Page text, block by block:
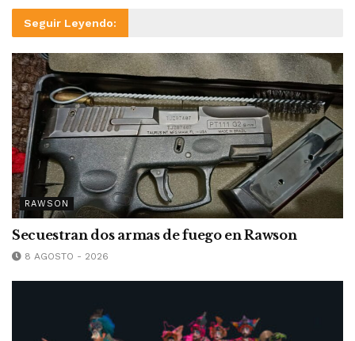
Seguir Leyendo:
RAWSON
Secuestran dos armas de fuego en Rawson
8 AGOSTO - 2026